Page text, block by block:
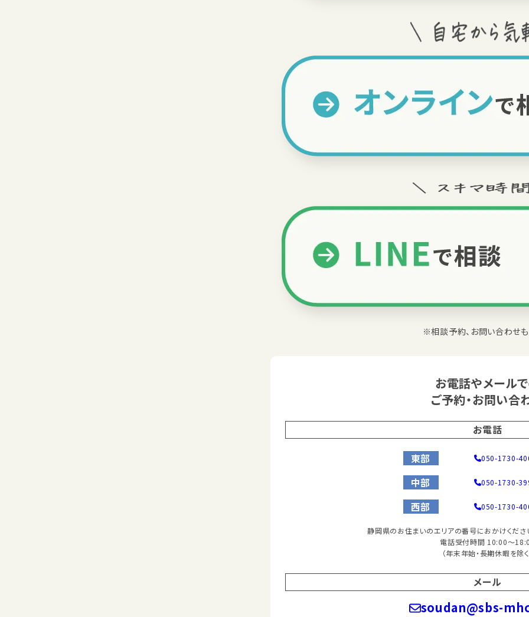
※相談予約、お問い合わせも
お電話やメール
ご予約・お問い合
お電話
東部 050-1730-
中部 050-1730-
西部 050-1730-
静岡県のお住まいのエリアの番号におかけくださ
電話受付時間 10:00～
（年末年始・長期休暇を除く
メール
soudan@sbs-